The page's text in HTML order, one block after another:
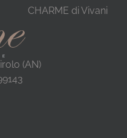
CHARME di Vivani
(AN)